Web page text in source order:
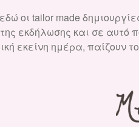
οι tailor made
εκδήλωσης και σε αυτό
εκείνη ημέρα, παίζουν